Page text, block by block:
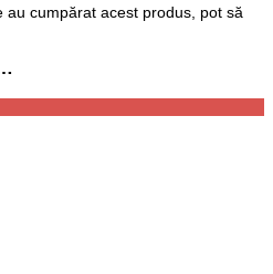
au cumpărat acest produs, pot să